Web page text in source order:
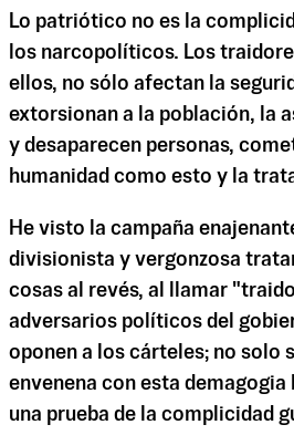
Lo patriótico no es la
los narcopolíticos. Los
ellos, no sólo afectan la
extorsionan a la población, la
y desaparecen personas,
humanidad como esto y la
He visto la campaña
divisionista y vergonzosa
cosas al revés, al llamar
adversarios políticos del
oponen a los cárteles; no solo
envenena con esta demagogia
una prueba de la complicidad